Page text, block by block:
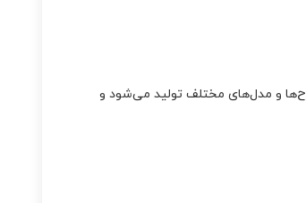
طرح‌ها و مدل‌های مختلف تولید می‌شود و